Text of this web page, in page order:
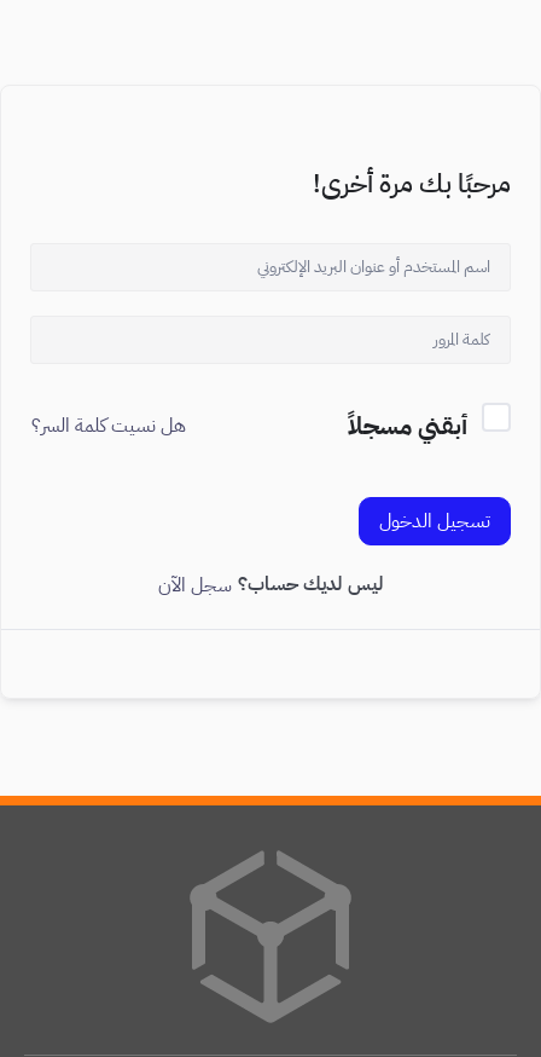
مرحبًا بك مرة أخرى!
أبقني مسجلاً هل نسيت كلمة السر؟
تسجيل الدخول
ليس لديك حساب؟ سجل الآن